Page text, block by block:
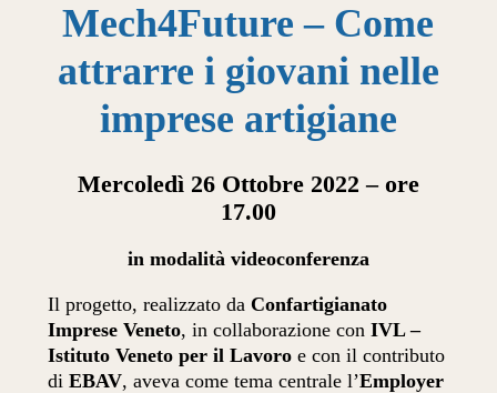
Mech4Future – Come
attrarre i giovani nelle
imprese artigiane
Mercoledì 26 Ottobre 2022 – ore
17.00
in modalità videoconferenza
Il progetto, realizzato da Confartigianato
Imprese Veneto, in collaborazione conIVL –
Istituto Veneto per il Lavoro e con il contributo
diEBAV, aveva come tema centrale l’Employer